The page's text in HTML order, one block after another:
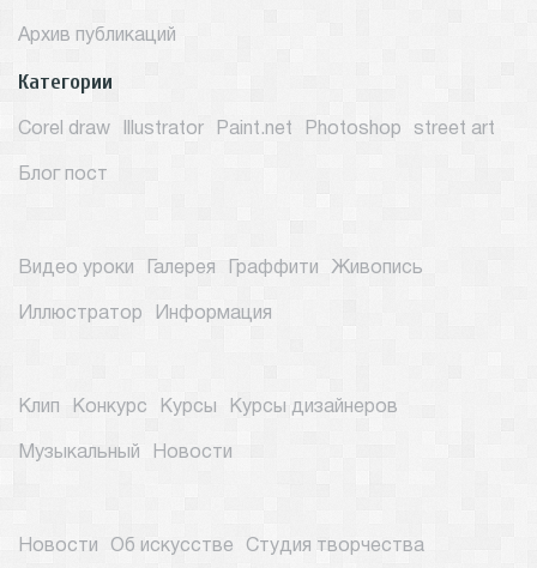
Архив публикаций
Категории
Corel draw Illustrator Paint.net Photoshop street art
Блог пост
Видео уроки Галерея Граффити Живопись
Иллюстратор Информация
Клип Конкурс Курсы Курсы дизайнеров
Музыкальный Новости
Новости Об искусстве Студия творчества